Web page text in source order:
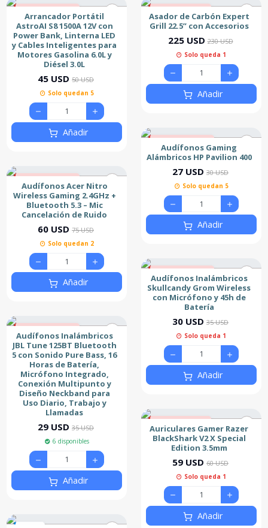
10% de descuento
Nuevo
Arrancador Portátil
AstroAI S8 1500A 12V con
Power Bank, Linterna LED
y Cables Inteligentes para
Motores Gasolina 6.0L y
Diésel 3.0L
45 USD 50 USD
Solo quedan 5
Añadir
20% de descuento
Nuevo
Audífonos Acer Nitro
Wireless Gaming 2.4GHz +
Bluetooth 5.3 – Mic
Cancelación de Ruido
60 USD 75 USD
Solo quedan 2
Añadir
Nuevo
Audífonos Inalámbricos
JBL Tune 125BT Bluetooth
5 con Sonido Pure Bass, 16
Horas de Batería,
Micrófono Integrado,
Conexión Multipunto y
Diseño Neckband para
Uso Diario, Trabajo y
Llamadas
29 USD 35 USD
6 disponibles
Añadir
2% de descuento
Destacado
Asador de Carbón Expert
Grill 22.5” con Accesorios
225 USD 230 USD
Solo queda 1
Añadir
10% de descuento
Audífonos Gaming
Alámbricos HP Pavilion 400
27 USD 30 USD
Solo quedan 5
Añadir
Nuevo
Audífonos Inalámbricos
Skullcandy Grom Wireless
con Micrófono y 45h de
Batería
30 USD 35 USD
Solo queda 1
Añadir
Nuevo
Auriculares Gamer Razer
BlackShark V2 X Special
Edition 3.5mm
59 USD 60 USD
Solo queda 1
Añadir